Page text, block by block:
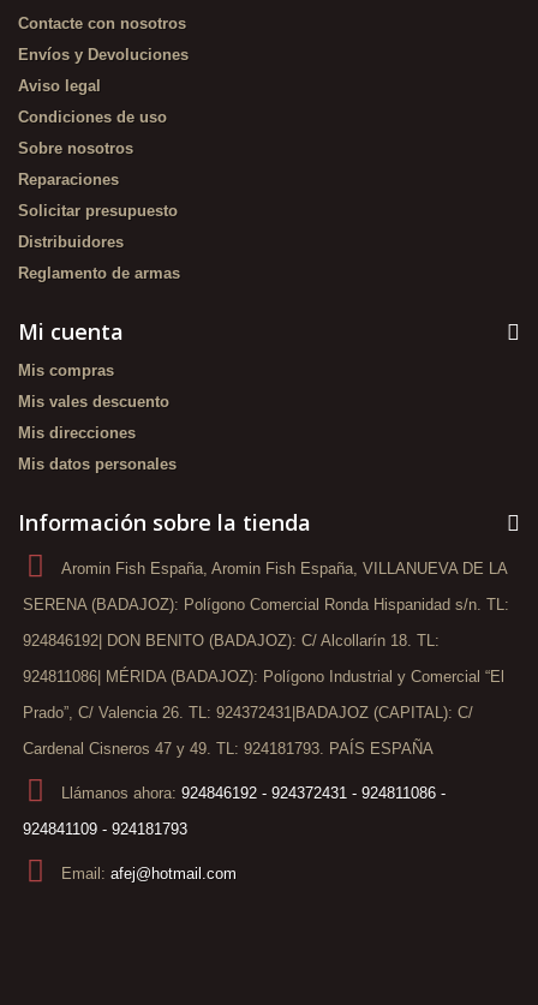
Contacte con nosotros
Envíos y Devoluciones
Aviso legal
Condiciones de uso
Sobre nosotros
Reparaciones
Solicitar presupuesto
Distribuidores
Reglamento de armas
Mi cuenta
Mis compras
Mis vales descuento
Mis direcciones
Mis datos personales
Información sobre la tienda
Aromin Fish España, Aromin Fish España, VILLANUEVA DE LA
SERENA (BADAJOZ): Polígono Comercial Ronda Hispanidad s/n. TL:
924846192| DON BENITO (BADAJOZ): C/ Alcollarín 18. TL:
924811086| MÉRIDA (BADAJOZ): Polígono Industrial y Comercial “El
Prado”, C/ Valencia 26. TL: 924372431|BADAJOZ (CAPITAL): C/
Cardenal Cisneros 47 y 49. TL: 924181793. PAÍS ESPAÑA
Llámanos ahora: 924846192 - 924372431 - 924811086 -
924841109 - 924181793
Email: afej@hotmail.com